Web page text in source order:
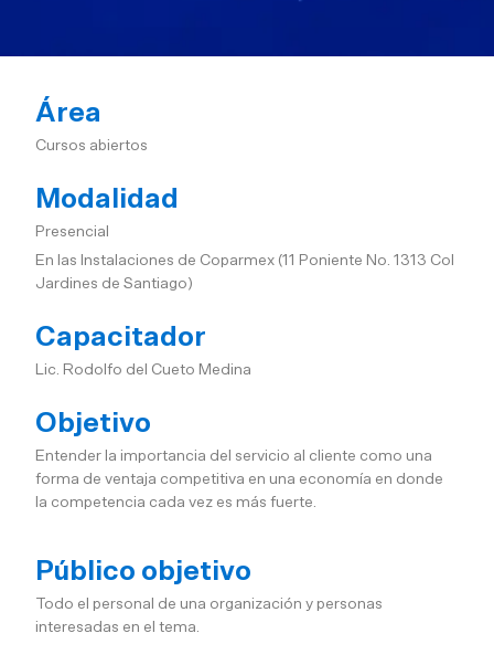
Área
Cursos abiertos
Modalidad
Presencial
En las Instalaciones de Coparmex (11 Poniente No. 1313 Col
Jardines de Santiago)
Capacitador
Lic. Rodolfo del Cueto Medina
Objetivo
Entender la importancia del servicio al cliente como una
forma de ventaja competitiva en una economía en donde
la competencia cada vez es más fuerte.
Público objetivo
Todo el personal de una organización y personas
interesadas en el tema.